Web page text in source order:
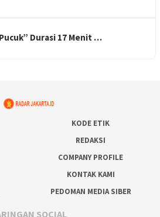
Durasi 17 Menit …
KODE ETIK
REDAKSI
COMPANY PROFILE
KONTAK KAMI
PEDOMAN MEDIA SIBER
SOCIAL